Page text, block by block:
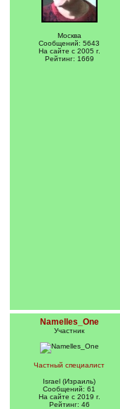
Москва
Сообщений: 5643
На сайте с 2005 г.
Рейтинг: 1669
Namelles_One
Участник
Частный специалист
Israel (Израиль)
Сообщений: 61
На сайте с 2019 г.
Рейтинг: 46